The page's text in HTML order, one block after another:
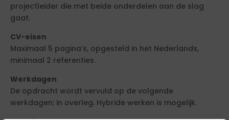
projectleider die met beide onderdelen aan de slag
gaat.
CV-eisen
Maximaal 5 pagina’s, opgesteld in het Nederlands,
minimaal 2 referenties.
Werkdagen
De opdracht wordt vervuld op de volgende
werkdagen: in overleg. Hybride werken is mogelijk.